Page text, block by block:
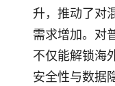
升，推动了对
需求增加。对
不仅能解锁海
安全性与数据